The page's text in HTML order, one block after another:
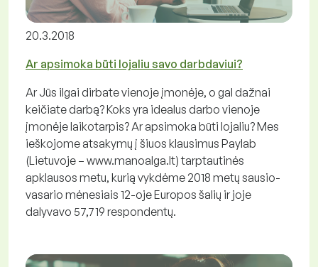
20.3.2018
Ar apsimoka būti lojaliu savo darbdaviui?
Ar Jūs ilgai dirbate vienoje įmonėje, o gal dažnai
keičiate darbą? Koks yra idealus darbo vienoje
įmonėje laikotarpis? Ar apsimoka būti lojaliu? Mes
ieškojome atsakymų į šiuos klausimus Paylab
(Lietuvoje – www.manoalga.lt) tarptautinės
apklausos metu, kurią vykdėme 2018 metų sausio-
vasario mėnesiais 12-oje Europos šalių ir joje
dalyvavo 57,719 respondentų.